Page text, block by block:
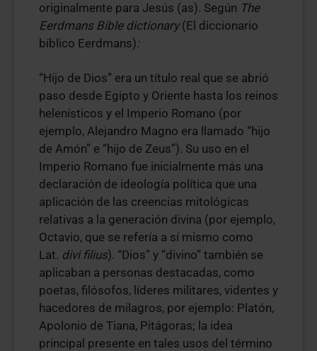
originalmente para Jesús (as). Según The
Eerdmans Bible dictionary(El diccionario
bíblico Eerdmans):
“Hijo de Dios” era un título real que se abrió
paso desde Egipto y Oriente hasta los reinos
helenísticos y el Imperio Romano (por
ejemplo, Alejandro Magno era llamado “hijo
de Amón” e “hijo de Zeus”). Su uso en el
Imperio Romano fue inicialmente más una
declaración de ideología política que una
aplicación de las creencias mitológicas
relativas a la generación divina (por ejemplo,
Octavio, que se refería a sí mismo como
Lat. divi filius). “Dios” y “divino” también se
aplicaban a personas destacadas, como
poetas, filósofos, líderes militares, videntes y
hacedores de milagros, por ejemplo: Platón,
Apolonio de Tiana, Pitágoras; la idea
principal presente en tales usos del término